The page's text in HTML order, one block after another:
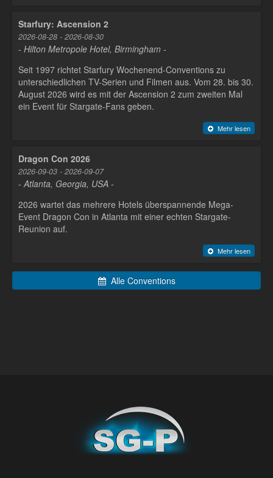
Starfury: Ascension 2
2026-08-28 - 2026-08-30
- Hilton Metropole Hotel, Birmingham -
Seit 1997 richtet Starfury Wochenend-Conventions zu
unterschiedlichen TV-Serien und Filmen aus. Vom 28. bis 30.
August 2026 wird es mit der Ascension 2 zum zweiten Mal
ein Event für Stargate-Fans geben.
Mehr lesen
Dragon Con 2026
2026-09-03 - 2026-09-07
- Atlanta, Georgia, USA -
2026 wartet das mehrere Hotels überspannende Mega-
Event Dragon Con in Atlanta mit einer echten Stargate-
Reunion auf.
Mehr lesen
Alle Conventions